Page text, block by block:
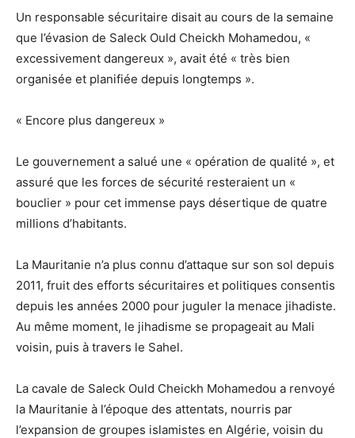
Un responsable sécuritaire disait au cours de la semaine
que l’évasion de Saleck Ould Cheickh Mohamedou, «
excessivement dangereux », avait été « très bien
organisée et planifiée depuis longtemps ».
« Encore plus dangereux »
Le gouvernement a salué une « opération de qualité », et
assuré que les forces de sécurité resteraient un «
bouclier » pour cet immense pays désertique de quatre
millions d’habitants.
La Mauritanie n’a plus connu d’attaque sur son sol depuis
2011, fruit des efforts sécuritaires et politiques consentis
depuis les années 2000 pour juguler la menace jihadiste.
Au même moment, le jihadisme se propageait au Mali
voisin, puis à travers le Sahel.
La cavale de Saleck Ould Cheickh Mohamedou a renvoyé
la Mauritanie à l’époque des attentats, nourris par
l’expansion de groupes islamistes en Algérie, voisin du